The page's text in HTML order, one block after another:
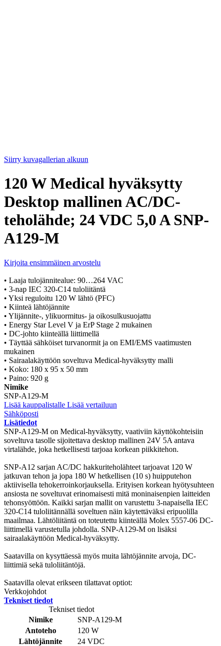
Siirry kuvagallerian alkuun
120 W Medical hyväksytty
Desktop mallinen AC/DC-
teholähde; 24 VDC 5,0 A SNP-
A129-M
Kirjoita ensimmäinen arvostelu
• Laaja tulojännitealue: 90…264 VAC
• 3-nap IEC 320-C14 tuloliitäntä
• Yksi reguloitu 120 W lähtö (PFC)
• Kiinteä lähtöjännite
• Ylijännite-, ylikuormitus- ja oikosulkusuojattu
• Energy Star Level V ja ErP Stage 2 mukainen
• DC-johto kiinteällä liittimellä
• Täyttää sähköiset turvanormit ja on EMI/EMS vaatimusten
mukainen
• Sairaalakäyttöön soveltuva Medical-hyväksytty malli
• Koko: 180 x 95 x 50 mm
• Paino: 920 g
Nimike
SNP-A129-M
Lisää kauppalistalle Lisää vertailuun
Sähköposti
Lisätiedot
SNP-A129-M on Medical-hyväksytty, vaativiin käyttökohteisiin
soveltuva tasolle sijoitettava desktop mallinen 24V 5A antava
virtalähde, joka hetkellisesti tarjoaa korkean piikkitehon.
SNP-A12 sarjan AC/DC hakkuriteholähteet tarjoavat 120 W
jatkuvan tehon ja jopa 180 W hetkellisen (10 s) huipputehon
aktiivisella tehokerroinkorjauksella. Erityisen korkean hyötysuhteen
ansiosta ne soveltuvat erinomaisesti mitä moninaisenpien laitteiden
tehonsyöttöön. Kaikki sarjan mallit on varustettu 3-napaisella IEC
320-C14 tuloliitännällä soveltuen näin käytettäväksi eripuolilla
maailmaa. Lähtöliitäntä on toteutettu kiinteällä Molex 5557-06 DC-
liittimellä varustetulla johdolla. SNP-A129-M on lisäksi
sairaalakäyttöön Medical-hyväksytty.
Saatavilla on kysyttäessä myös muita lähtöjännite arvoja, DC-
liittimiä sekä tuloliitäntöjä.
Saatavilla olevat erikseen tilattavat optiot:
Verkkojohdot
Tekniset tiedot
Tekniset tiedot
Nimike
SNP-A129-M
Antoteho
120 W
Lähtöjännite
24 VDC